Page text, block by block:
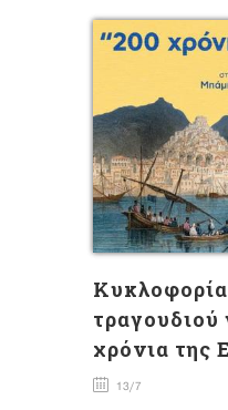
τραγουδιού
χρόνια της
13/7